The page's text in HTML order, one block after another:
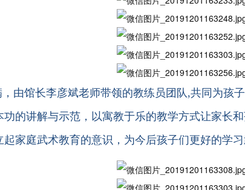
由馆长李彦斌老师带领的教练员团队,共同为孩
的讲解与示范，以寓教于乐的教学方式让家长
家庭武术教育的意识，为今后孩子们更好的学习